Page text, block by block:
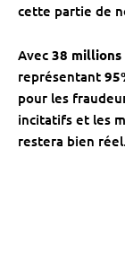
cette partie de
Avec 38
représentant
pour les
incitatifs et les
restera bien réel.